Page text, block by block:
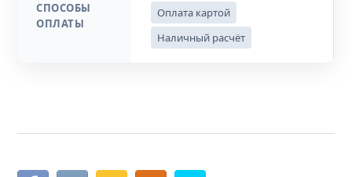
СПОСОБЫ
ОПЛАТЫ
Оплата картой
Наличный расчёт